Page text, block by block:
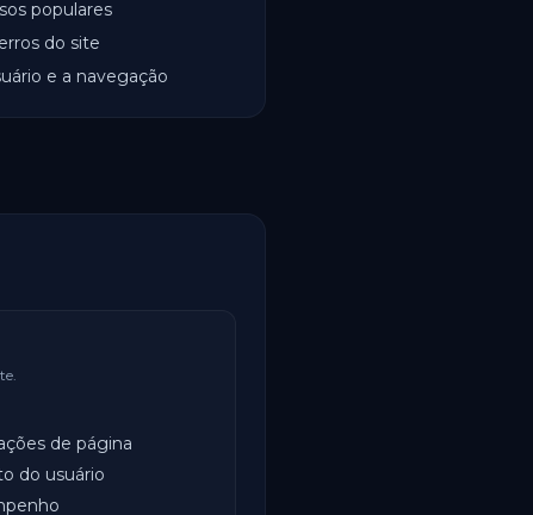
populares
do site
e a navegação
de página
do usuário